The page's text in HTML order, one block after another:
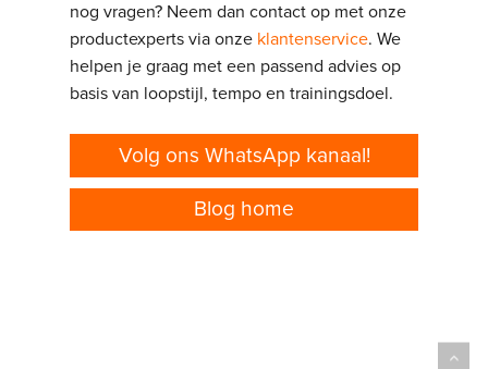
nog vragen? Neem dan contact op met onze
productexperts via onze klantenservice.We
helpen je graag met een passend advies op
basis van loopstijl, tempo en trainingsdoel.
Volg ons WhatsApp kanaal!
Blog home